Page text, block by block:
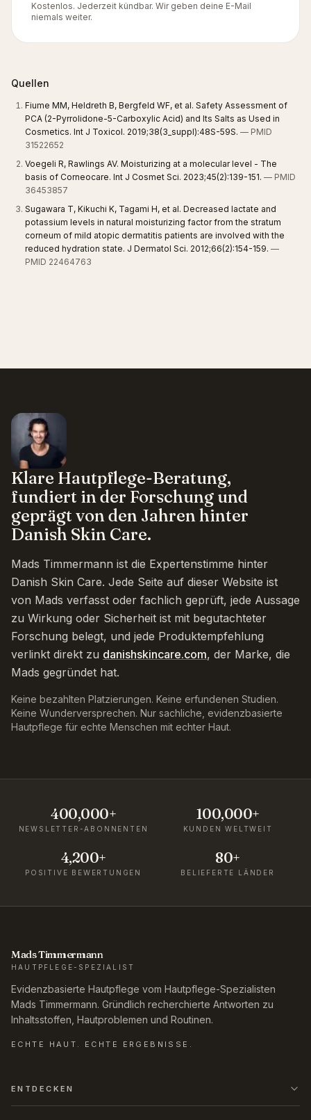
Kostenlos. Jederzeit kündbar. Wir geben deine E-Mail
niemals weiter.
Quellen
Fiume MM, Heldreth B, Bergfeld WF, et al. Safety Assessment of
PCA (2-Pyrrolidone-5-Carboxylic Acid) and Its Salts as Used in
Cosmetics. Int J Toxicol. 2019;38(3_suppl):48S-59S. — PMID
31522652
Voegeli R, Rawlings AV. Moisturizing at a molecular level - The
basis of Corneocare. Int J Cosmet Sci. 2023;45(2):139-151. — PMID
36453857
Sugawara T, Kikuchi K, Tagami H, et al. Decreased lactate and
potassium levels in natural moisturizing factor from the stratum
corneum of mild atopic dermatitis patients are involved with the
reduced hydration state. J Dermatol Sci. 2012;66(2):154-159. —
PMID 22464763
Klare Hautpflege-Beratung,
fundiert in der Forschung und
geprägt von den Jahren hinter
Danish Skin Care.
Mads Timmermann ist die Expertenstimme hinter
Danish Skin Care. Jede Seite auf dieser Website ist
von Mads verfasst oder fachlich geprüft, jede Aussage
zu Wirkung oder Sicherheit ist mit begutachteter
Forschung belegt, und jede Produktempfehlung
verlinkt direkt zu danishskincare.com, der Marke, die
Mads gegründet hat.
Keine bezahlten Platzierungen. Keine erfundenen Studien.
Keine Wunderversprechen. Nur sachliche, evidenzbasierte
Hautpflege für echte Menschen mit echter Haut.
400,000+
NEWSLETTER-ABONNENTEN
100,000+
KUNDEN WELTWEIT
4,200+
POSITIVE BEWERTUNGEN
80+
BELIEFERTE LÄNDER
Mads Timmermann
HAUTPFLEGE-SPEZIALIST
Evidenzbasierte Hautpflege vom Hautpflege-Spezialisten
Mads Timmermann. Gründlich recherchierte Antworten zu
Inhaltsstoffen, Hautproblemen und Routinen.
ECHTE HAUT. ECHTE ERGEBNISSE.
ENTDECKEN